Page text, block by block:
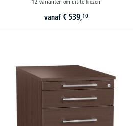
12 varianten om uit te kiezen
vanaf € 539,10